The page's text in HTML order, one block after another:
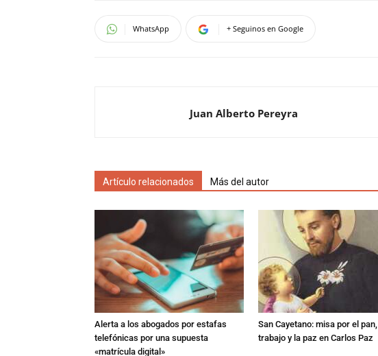
WhatsApp + Seguinos en Google
Juan Alberto Pereyra
Artículo relacionados Más del autor
Alerta a los abogados por estafas
telefónicas por una supuesta
«matrícula digital»
San Cayetano: misa por el pan,
trabajo y la paz en Carlos Paz